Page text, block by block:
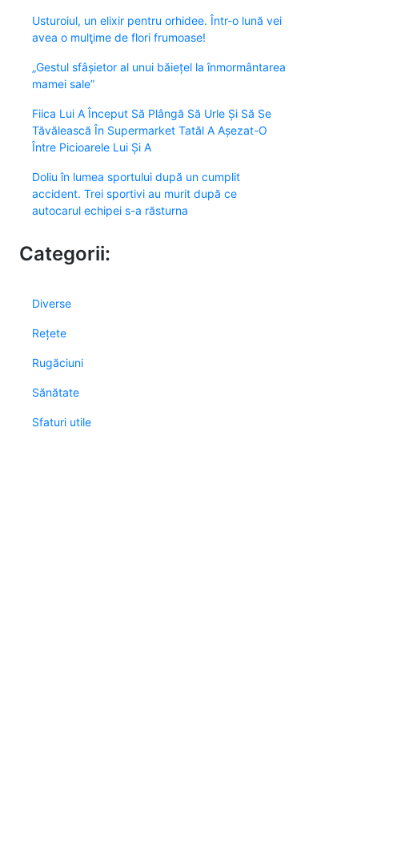
Usturoiul, un elixir pentru orhidee. Într-o lună vei
avea o mulţime de flori frumoase!
„Gestul sfâșietor al unui băiețel la înmormântarea
mamei sale”
Fiica Lui A Început Să Plângă Să Urle Și Să Se
Tăvălească În Supermarket Tatăl A Așezat-O
Între Picioarele Lui Și A
Doliu în lumea sportului după un cumplit
accident. Trei sportivi au murit după ce
autocarul echipei s-a răsturna
Categorii:
Diverse
Rețete
Rugăciuni
Sănătate
Sfaturi utile